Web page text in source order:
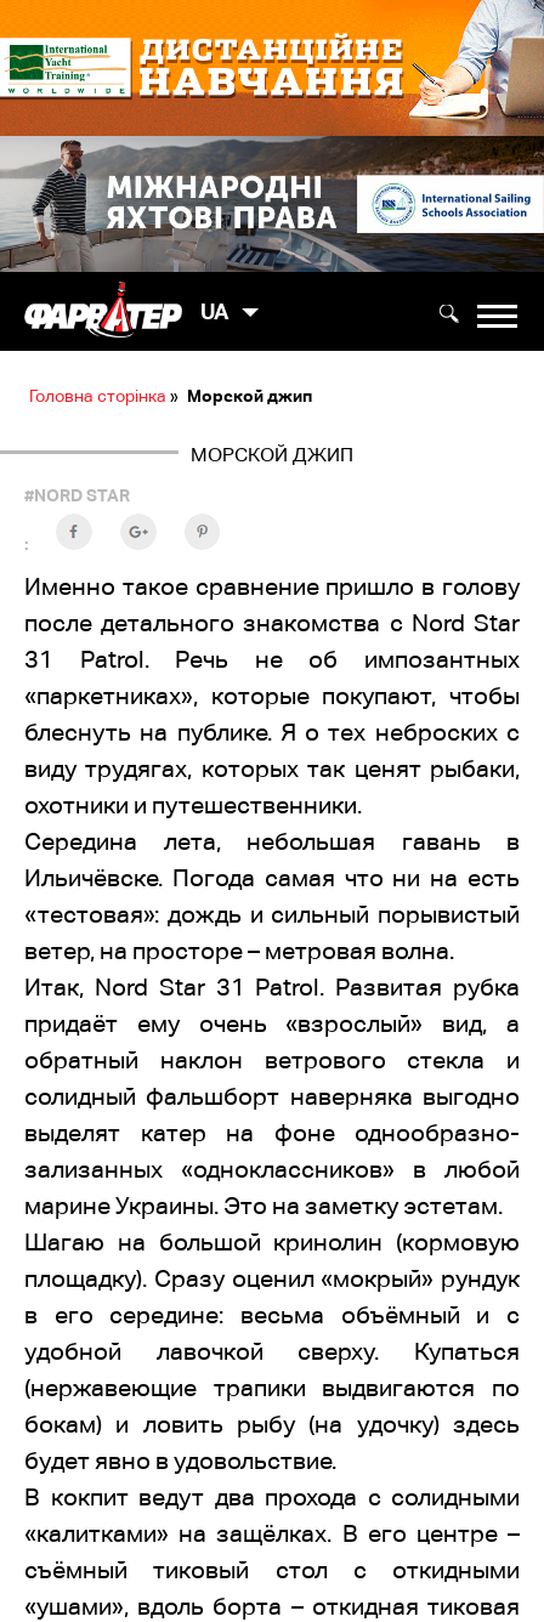
UA
Головна сторінка » Морской джип
МОРСКОЙ ДЖИП
#NORD STAR
:
Именно такое сравнение пришло в голову
после детального знакомства с Nord Star
31 Patrol. Речь не об импозантных
«паркетниках», которые покупают, чтобы
блеснуть на публике. Я о тех неброских с
виду трудягах, которых так ценят рыбаки,
охотники и путешественники.
Середина лета, небольшая гавань в
Ильичёвске. Погода самая что ни на есть
«тестовая»: дождь и сильный порывистый
ветер, на просторе – метровая волна.
Итак, Nord Star 31 Patrol. Развитая рубка
придаёт ему очень «взрослый» вид, а
обратный наклон ветрового стекла и
солидный фальшборт наверняка выгодно
выделят катер на фоне однообразно-
зализанных «одноклассников» в любой
марине Украины. Это на заметку эстетам.
Шагаю на большой кринолин (кормовую
площадку). Сразу оценил «мокрый» рундук
в его середине: весьма объёмный и с
удобной лавочкой сверху. Купаться
(нержавеющие трапики выдвигаются по
бокам) и ловить рыбу (на удочку) здесь
будет явно в удовольствие.
В кокпит ведут два прохода с солидными
«калитками» на защёлках. В его центре –
съёмный тиковый стол с откидными
«ушами», вдоль борта – откидная тиковая